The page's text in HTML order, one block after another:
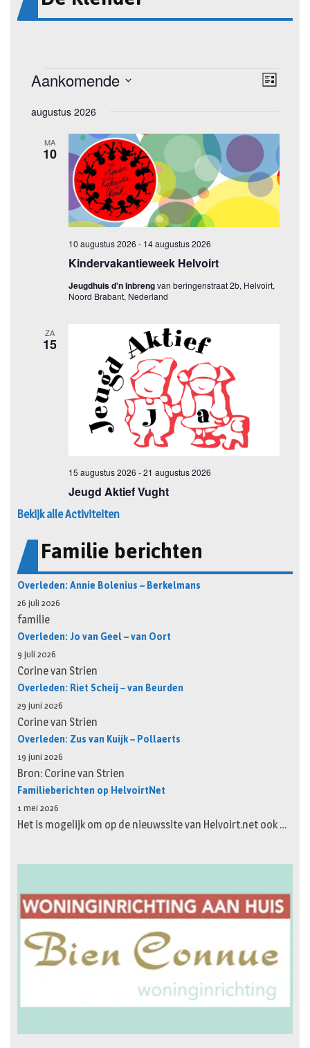
Bekijk alle Activiteiten
Familie berichten
Overleden: Annie Bolenius – Berkelmans
26 juli 2026
familie
Overleden: Jo van Geel – van Oort
9 juli 2026
Corine van Strien
Overleden: Riet Scheij – van Beurden
29 juni 2026
Corine van Strien
Overleden: Zus van Kuijk – Pollaerts
19 juni 2026
Bron: Corine van Strien
Familieberichten op HelvoirtNet
1 mei 2026
Het is mogelijk om op de nieuwssite van Helvoirt.net ook …